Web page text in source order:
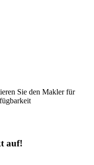
Sie den Makler für
auf!